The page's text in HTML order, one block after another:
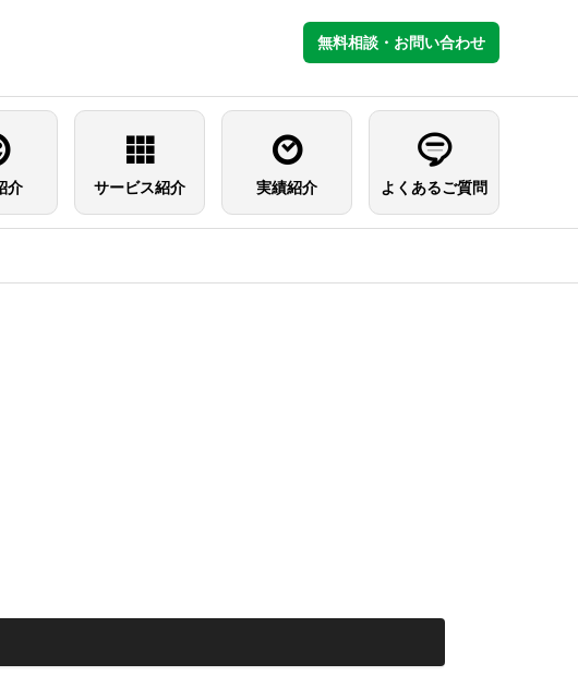
無料相談・お問い合わせ
介 サービス紹介 実績紹介 よくあるご質問